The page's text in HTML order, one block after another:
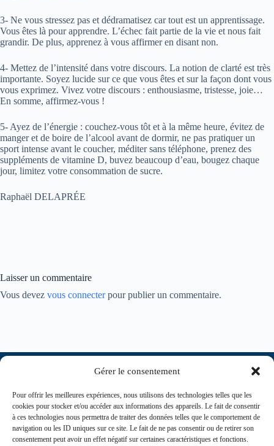
Gérer le consentement
Pour offrir les meilleures expériences, nous utilisons des technologies telles que les
cookies pour stocker et/ou accéder aux informations des appareils. Le fait de consentir
à ces technologies nous permettra de traiter des données telles que le comportement de
navigation ou les ID uniques sur ce site. Le fait de ne pas consentir ou de retirer son
consentement peut avoir un effet négatif sur certaines caractéristiques et fonctions.
3- Ne vous stressez pas et dédramatisez car tout est un apprentissage.
Vous êtes là pour apprendre. L’échec fait partie de la vie et nous fait
grandir. De plus, apprenez à vous affirmer en disant non.
4- Mettez de l’intensité dans votre discours. La notion de clarté est très
importante. Soyez lucide sur ce que vous êtes et sur la façon dont vous
vous exprimez. Vivez votre discours : enthousiasme, tristesse, joie…
En somme, affirmez-vous !
5- Ayez de l’énergie : couchez-vous tôt et à la même heure, évitez de
manger et de boire de l’alcool avant de dormir, ne pas pratiquer un
sport intense avant le coucher, méditer sans téléphone, prenez des
suppléments de vitamine D, buvez beaucoup d’eau, bougez chaque
jour, limitez votre consommation de sucre.
Raphaël DELAPRÉE
Laisser un commentaire
Vous devez vous connecterpour publier un commentaire.